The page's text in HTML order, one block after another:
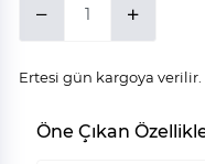
Ertesi gün kargoya verilir.
Öne Çıkan